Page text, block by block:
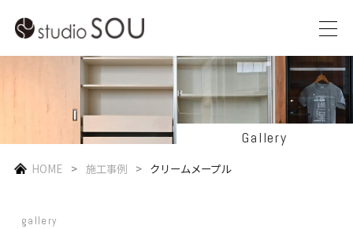
Gallery
HOME 施工事例 クリームメープル
gallery